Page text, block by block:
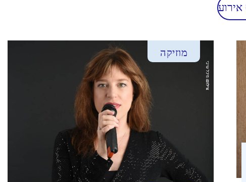
מוזיקה